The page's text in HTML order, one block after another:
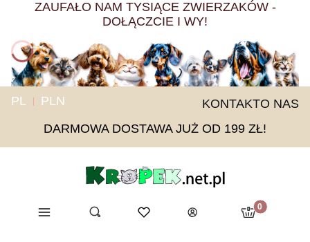
ZAUFAŁO NAM TYSIĄCE ZWIERZAKÓW -
DOŁĄCZCIE I WY!
PL PLN KONTAKTO NAS
DARMOWA DOSTAWA JUŻ OD 199 ZŁ!
Menu Otwórz wyszukiwarkę
Szukaj Ulubione
Zaloguj się
Produkty w
Koszyk